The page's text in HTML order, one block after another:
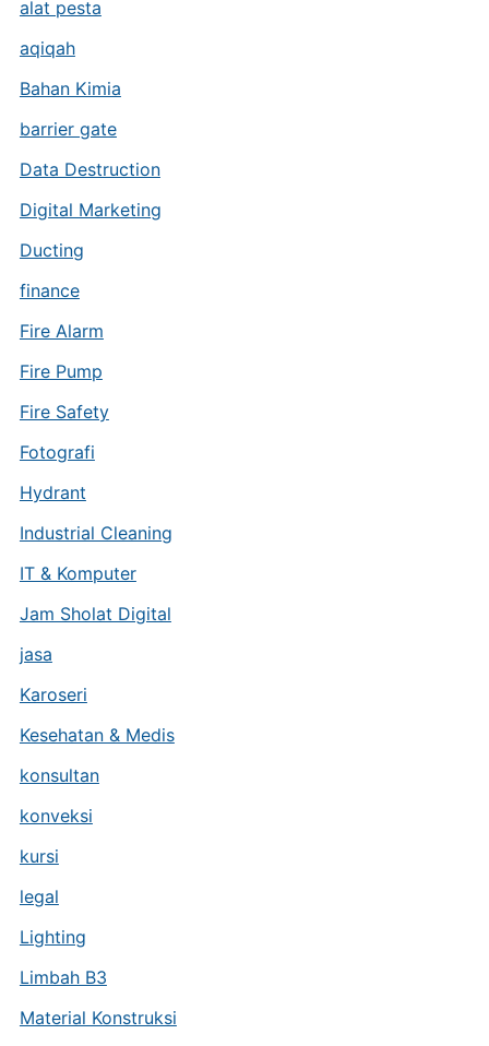
alat pesta
aqiqah
Bahan Kimia
barrier gate
Data Destruction
Digital Marketing
Ducting
finance
Fire Alarm
Fire Pump
Fire Safety
Fotografi
Hydrant
Industrial Cleaning
IT & Komputer
Jam Sholat Digital
jasa
Karoseri
Kesehatan & Medis
konsultan
konveksi
kursi
legal
Lighting
Limbah B3
Material Konstruksi